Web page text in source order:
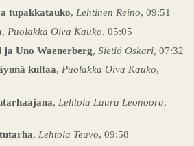
tupakkatauko, Lehtinen Reino, 09:51
, Puolakka Oiva Kauko, 05:05
Uno Waenerberg, Sietiö Oskari, 07:32
kultaa, Puolakka Oiva Kauko,
, Lehtola Laura Leonoora,
, Lehtola Teuvo, 09:58